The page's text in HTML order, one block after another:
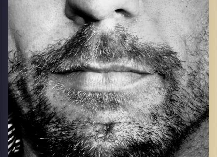
עם שמוליק רגב.
קרדיט תמונות: David Goehring